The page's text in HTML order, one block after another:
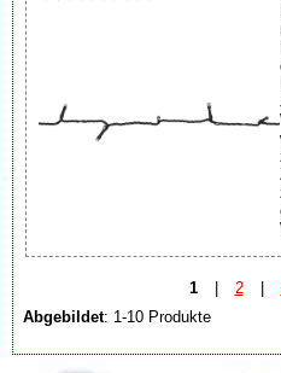
1 | 2 |
Abgebildet: 1-10 Produkte